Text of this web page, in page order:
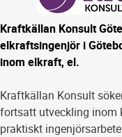
Kraftkällan Konsult
elkraftsingenjör i
inom elkraft, el.
Kraftkällan Konsult
fortsatt utveckling inom
praktiskt